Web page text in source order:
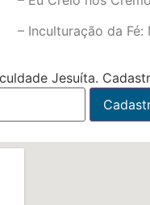
– Inculturação da Fé:
Jesuíta.